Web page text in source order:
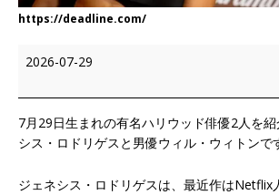
https://deadline.com/
2026-07-29
7月29日生まれの有名ハリウッド俳優2人を
シス・ロドリゲスと男優ウィル・ウィトンで
ジェネシス・ロドリゲスは、最近作はNetflix